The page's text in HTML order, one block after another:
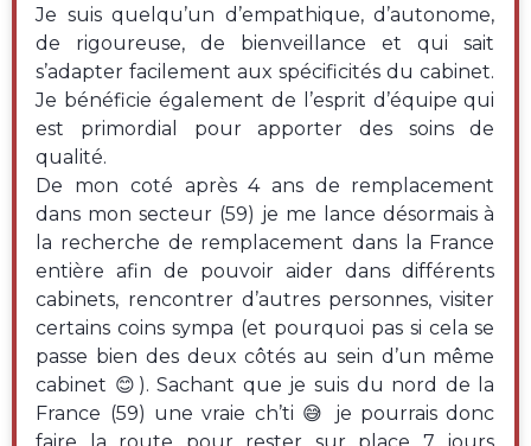
Je suis quelqu’un d’empathique, d’autonome,
de rigoureuse, de bienveillance et qui sait
s’adapter facilement aux spécificités du cabinet.
Je bénéficie également de l’esprit d’équipe qui
est primordial pour apporter des soins de
qualité.
De mon coté après 4 ans de remplacement
dans mon secteur (59) je me lance désormais à
la recherche de remplacement dans la France
entière afin de pouvoir aider dans différents
cabinets, rencontrer d’autres personnes, visiter
certains coins sympa (et pourquoi pas si cela se
passe bien des deux côtés au sein d’un même
cabinet 😊). Sachant que je suis du nord de la
France (59) une vraie ch’ti 😅 je pourrais donc